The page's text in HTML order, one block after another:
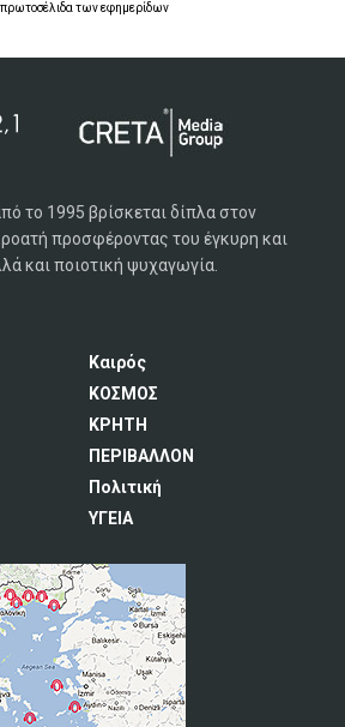
πρωτοσέλιδατωνεφημερίδων
το 1995 βρίσκεται δίπλα στον
προσφέροντας του έγκυρη και
και ποιοτική ψυχαγωγία.
Καιρός
ΚΟΣΜΟΣ
ΚΡΗΤΗ
ΠΕΡΙΒΑΛΛΟΝ
Πολιτική
ΥΓΕΙΑ